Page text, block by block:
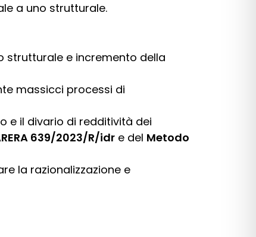
a uno strutturale.
strutturale e incremento della
massicci processi di
e il divario di redditività dei
639/2023/R/idr e del Metodo
la razionalizzazione e